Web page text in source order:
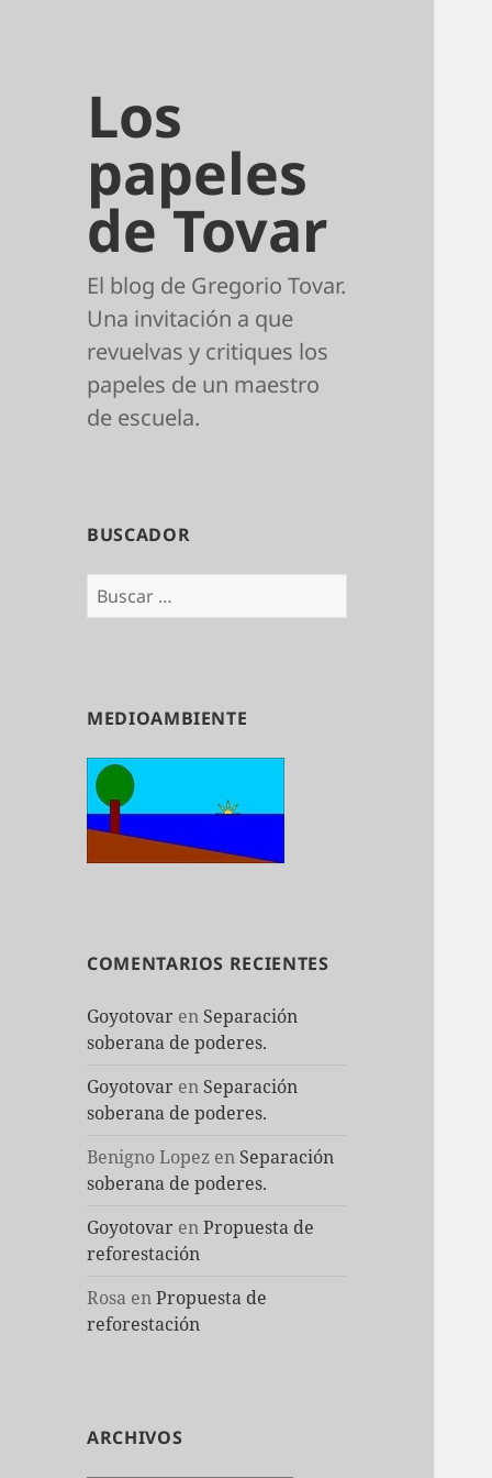
Los
papeles
de Tovar
El blog de Gregorio Tovar.
Una invitación a que
revuelvas y critiques los
papeles de un maestro
de escuela.
BUSCADOR
Buscar:
MEDIOAMBIENTE
COMENTARIOS RECIENTES
Goyotovar en Separación
soberana de poderes.
Goyotovar en Separación
soberana de poderes.
Benigno Lopez en Separación
soberana de poderes.
Goyotovar enPropuesta de
reforestación
Rosa enPropuesta de
reforestación
ARCHIVOS